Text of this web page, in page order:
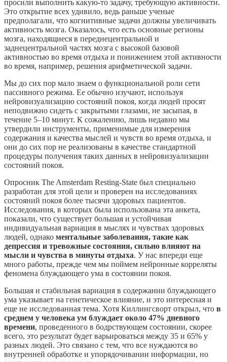
просили выполнить какую-то задачу, требующую активности.
Это открытие всех удивило, ведь раньше ученые
предполагали, что когнитивные задачи должны увеличивать
активность мозга. Оказалось, что есть основные регионы
мозга, находящиеся в переднецентральной и
заднецентральной частях мозга с высокой базовой
активностью во время отдыха и понижением этой активности
во время, например, решения арифметической задачи.
Мы до сих пор мало знаем о функциональной роли сети
пассивного режима. Ее обычно изучают, используя
нейровизуализацию состояний покоя, когда людей просят
неподвижно сидеть с закрытыми глазами, не засыпая, в
течение 5–10 минут. К сожалению, лишь недавно мы
утвердили инструменты, применимые для измерения
содержания и качества мыслей и чувств во время отдыха, и
они до сих пор не реализованы в качестве стандартной
процедуры получения таких данных в нейровизуализации
состояний покоя.
Опросник The Amsterdam Resting-State был специально
разработан для этой цели и проверен на исследованиях
состояний покоя более тысячи здоровых пациентов.
Исследования, в которых была использована эта анкета,
показали, что существует большая и устойчивая
индивидуальная вариация в мыслях и чувствах здоровых
людей, однако ментальные заболевания, такие как
депрессия и тревожные состояния, сильно влияют на
мысли и чувства в минуты отдыха. У нас впереди еще
много работы, прежде чем мы поймем нейронные корреляты
феномена блуждающего ума в состоянии покоя.
Большая и стабильная вариация в содержании блуждающего
ума указывает на генетическое влияние, и это интересная и
еще не исследованная тема. Хотя Киллингсворт открыл, что в
среднем у человека ум блуждает около 47% дневного
времени, проведенного в бодрствующем состоянии, скорее
всего, это результат будет варьироваться между 35 и 65% у
разных людей. Это связано с тем, что все нуждаются во
внутренней обработке и упорядочивании информации, но